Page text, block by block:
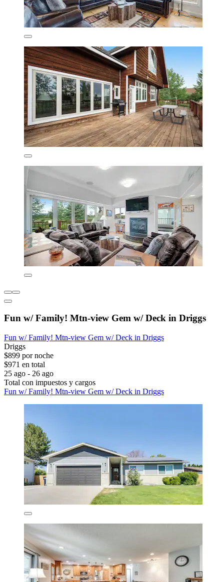
Fun w/ Family! Mtn-view Gem w/ Deck in Driggs
Fun w/ Family! Mtn-view Gem w/ Deck in Driggs
Driggs
$899 por noche
$971 en total
25 ago - 26 ago
Total con impuestos y cargos
Fun w/ Family! Mtn-view Gem w/ Deck in Driggs